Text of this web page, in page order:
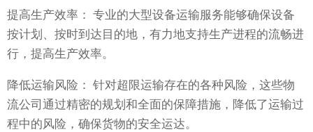
提高生产效率： 专业的大型设备运输服务能够确保设备
按计划、按时到达目的地，有力地支持生产进程的流畅进
行，提高生产效率。
降低运输风险： 针对超限运输存在的各种风险，这些物
流公司通过精密的规划和全面的保障措施，降低了运输过
程中的风险，确保货物的安全运达。